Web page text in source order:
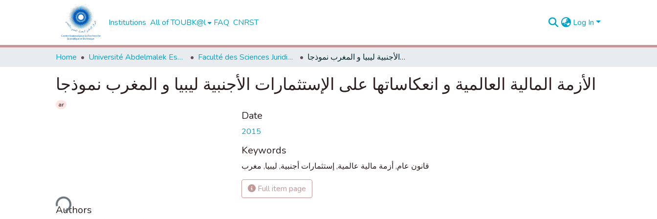
Institutions All of TOUBK@l FAQ CNRST Log In
Home Université Abdelmalek Essaadi - Tétouan Faculté des Sciences Juridiques, Economiques et Sociales - Tanger الأزمة المالية العالمية و انعكاساتها على الإستثمارات الأجنبية ليبيا و المغرب نموذجا
الأزمة المالية العالمية و انعكاساتها على الإستثمارات الأجنبية ليبيا و المغرب نموذجا
ar
Loading...
Authors
Date
2015
Keywords
قانون عام, أزمة مالية عالمية,إستثمارات أجنبية, ليبيا, مغرب
Full item page